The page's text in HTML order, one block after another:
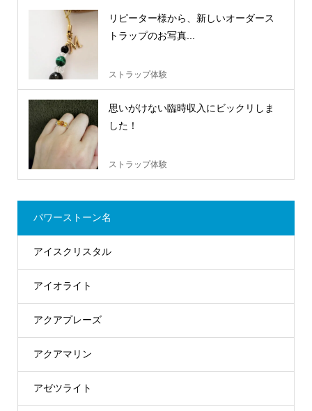
リピーター様から、新しいオーダース
トラップのお写真...
ストラップ体験
思いがけない臨時収入にビックリしま
した！
ストラップ体験
パワーストーン名
アイスクリスタル
アイオライト
アクアプレーズ
アクアマリン
アゼツライト